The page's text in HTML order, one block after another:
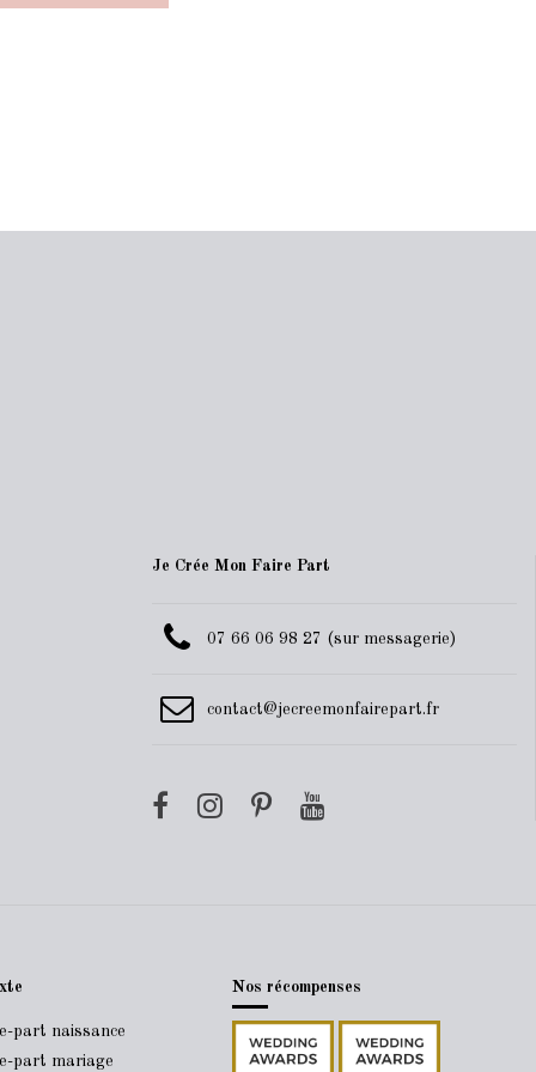
Je Crée Mon Faire Part
07 66 06 98 27 (sur messagerie)
contact@jecreemonfairepart.fr
part naissance
part mariage
Nos récompenses